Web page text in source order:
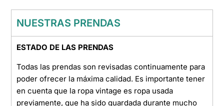
NUESTRAS PRENDAS
ESTADO DE LAS PRENDAS
Todas las prendas son revisadas continuamente para
poder ofrecer la máxima calidad. Es importante tener
en cuenta que la ropa vintage es ropa usada
previamente, que ha sido guardada durante mucho